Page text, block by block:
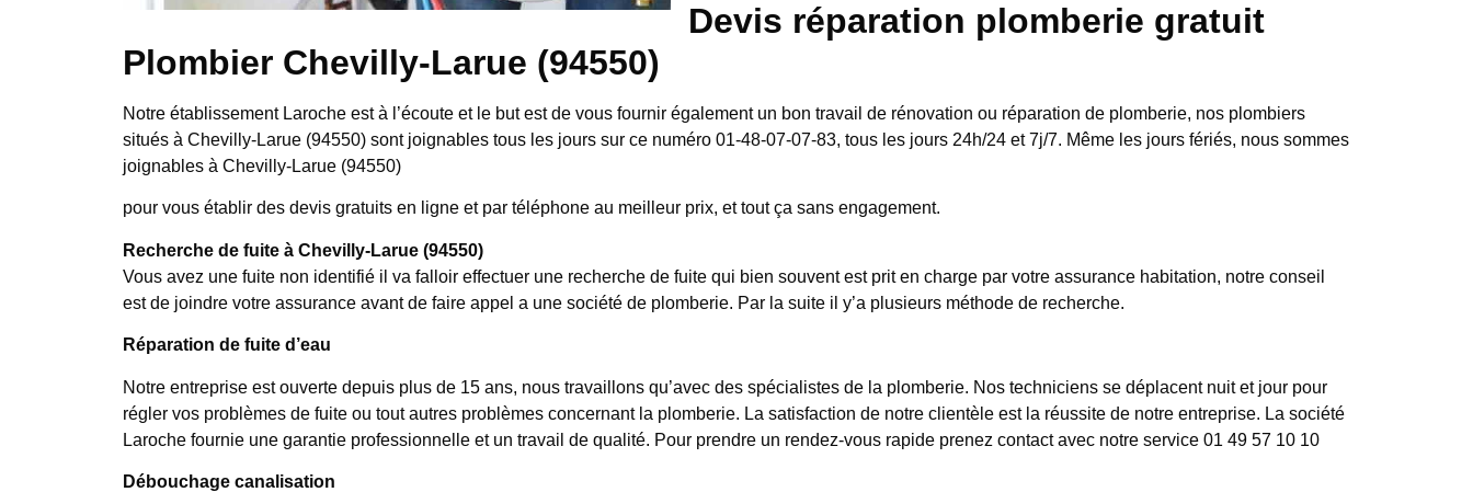
Devis réparation plomberie gratuit
Plombier Chevilly-Larue (94550)
Notre établissement Laroche est à l’écoute et le but est de vous fournir également un bon travail de rénovation ou réparation de plomberie, nos plombiers
situés à Chevilly-Larue (94550) sont joignables tous les jours sur ce numéro 01-48-07-07-83, tous les jours 24h/24 et 7j/7. Même les jours fériés, nous sommes
joignables à Chevilly-Larue (94550)
pour vous établir des devis gratuits en ligne et par téléphone au meilleur prix, et tout ça sans engagement.
Recherche de fuite à Chevilly-Larue (94550)
Vous avez une fuite non identifié il va falloir effectuer une recherche de fuite qui bien souvent est prit en charge par votre assurance habitation, notre conseil
est de joindre votre assurance avant de faire appel a une société de plomberie. Par la suite il y’a plusieurs méthode de recherche.
Réparation de fuite d’eau
Notre entreprise est ouverte depuis plus de 15 ans, nous travaillons qu’avec des spécialistes de la plomberie. Nos techniciens se déplacent nuit et jour pour
régler vos problèmes de fuite ou tout autres problèmes concernant la plomberie. La satisfaction de notre clientèle est la réussite de notre entreprise. La société
Laroche fournie une garantie professionnelle et un travail de qualité. Pour prendre un rendez-vous rapide prenez contact avec notre service 01 49 57 10 10
Débouchage canalisation